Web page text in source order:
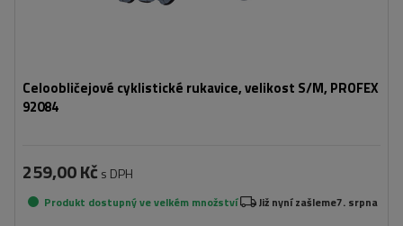
Celoobličejové cyklistické rukavice, velikost S/M, PROFEX
92084
259,00 Kč s DPH
Produkt dostupný ve velkém množství Již nyní zašleme7. srpna